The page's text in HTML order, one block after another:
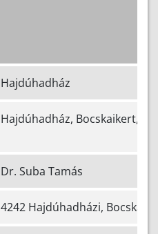
Hajdúhadház
Hajdúhadház, Bocskaikert,
Dr. Suba Tamás
4242 Hajdúhadházi, Bocskai